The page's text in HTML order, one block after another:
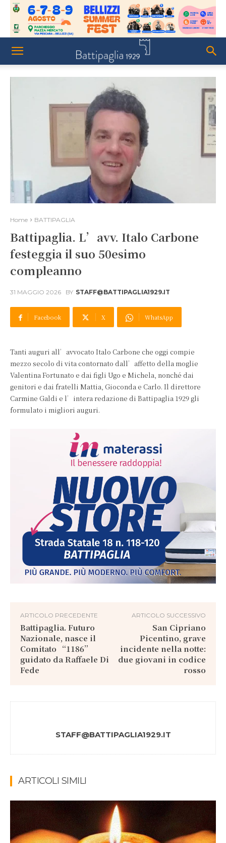
Home BATTIPAGLIA
Battipaglia. L’avv. Italo Carbone
festeggia il suo 50esimo
compleanno
31 MAGGIO 2026 BY STAFF@BATTIPAGLIA1929.IT
Facebook X WhatsApp
Tanti auguri all’avvocato Italo Carbone che oggi compie
mezzo secolo di vita contornato dall’affetto della moglie
Valentina Fortunato e dai figli Ugo e Michela, nonché dai
genitori e dai fratelli Mattia, Gioconda e Carlo. Il direttore
Carmine Galdi e l’intera redazione di Battipaglia 1929 gli
formulato i migliori auguri.
ARTICOLO PRECEDENTE
Battipaglia. Futuro
Nazionale, nasce il
Comitato “1186”
guidato da Raffaele Di
Fede
ARTICOLO SUCCESSIVO
San Cipriano
Picentino, grave
incidente nella notte:
due giovani in codice
rosso
STAFF@BATTIPAGLIA1929.IT
ARTICOLI SIMILI